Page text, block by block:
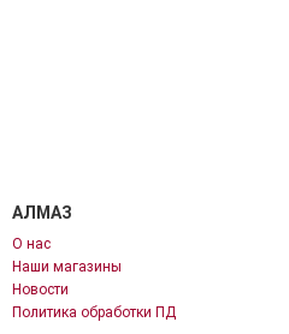
АЛМАЗ
О нас
Наши магазины
Новости
Политика обработки ПД